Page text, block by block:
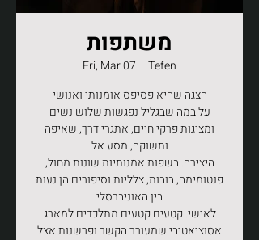
משתפות
Fri, Mar 07
  |
Tefen
הצגה שהיא פסיפס אומנותי ואנושי
על במה שבגליל נפגשות שלוש נשים
ומציגות פרקי חיים, אתגרי דרך, שאיפה
ותשוקה, מסע אל
היצירה. בשפות אמנותיות שונות מחול,
פנטומימה, בובות, צלליות וסיפורים הן נעות
בין האוניברסלי
לאישי. קטעים קטעים מתלכדים למארג
אסוציאטיבי שמעורר הקשר ופרשנות אצל